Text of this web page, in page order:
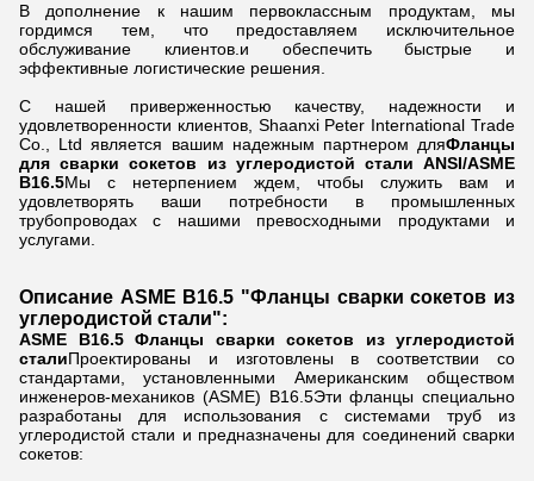
В дополнение к нашим первоклассным продуктам, мы
гордимся тем, что предоставляем исключительное
обслуживание клиентов.и обеспечить быстрые и
эффективные логистические решения.
С нашей приверженностью качеству, надежности и
удовлетворенности клиентов, Shaanxi Peter International Trade
Co., Ltd является вашим надежным партнером дляФланцы
для сварки сокетов из углеродистой стали ANSI/ASME
B16.5Мы с нетерпением ждем, чтобы служить вам и
удовлетворять ваши потребности в промышленных
трубопроводах с нашими превосходными продуктами и
услугами.
Описание ASME B16.5 "Фланцы сварки сокетов из
углеродистой стали":
ASME B16.5 Фланцы сварки сокетов из углеродистой
сталиПроектированы и изготовлены в соответствии со
стандартами, установленными Американским обществом
инженеров-механиков (ASME) B16.5Эти фланцы специально
разработаны для использования с системами труб из
углеродистой стали и предназначены для соединений сварки
сокетов: